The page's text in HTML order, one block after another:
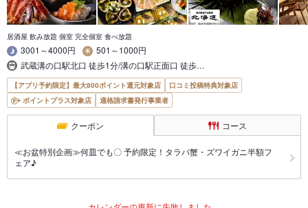
居酒屋 飲み放題 個室 完全個室 食べ放題
3001～4000円
501～1000円
武蔵溝の口駅北口 徒歩1分/溝の口駅正面口 徒歩…
【アプリ予約限定】最大800ポイント還元対象店
口コミ投稿特典対象店
ポイントプラス対象店
適格請求書発行事業者
クーポン コース
≪お盆特別企画≫何皿でも〇 予約限定！タラバ蟹・ズワイガニ半額フ
ェア♪